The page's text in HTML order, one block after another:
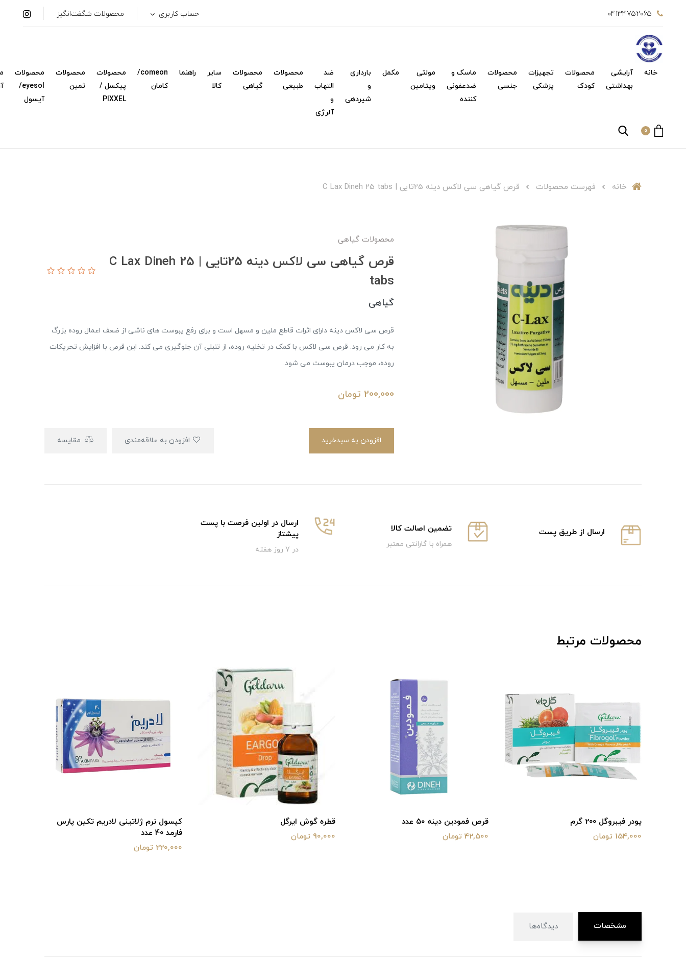
04134752065 حساب کاربری محصولات شگفت‌انگیز
خانه
آرایشی
بهداشتی
محصولات
کودک
تجهیزات
پزشکی
محصولات
جنسی
ماسک و
ضدعفونی
کننده
مولتی
ویتامین
مکمل
بارداری
و
شیردهی
ضد
التهاب
و
آلرژی
محصولات
طبیعی
محصولات
گیاهی
سایر
کالا
راهنما
comeon/
کامان
محصولات
پیکسل /
PIXXEL
محصولات
ثمین
محصولات
eyesol/
آیسول
0
خانه فهرست محصولات قرص گیاهی سی لاکس دینه 25تایی | C Lax Dineh 25 tabs
محصولات گیاهی
قرص گیاهی سی لاکس دینه 25تایی | C Lax Dineh 25
tabs
گیاهی
قرص سی لاکس دینه دارای اثرات قاطع ملین و مسهل است و برای رفع یبوست های ناشی از ضعف اعمال روده بزرگ
به کار می رود. قرص سی لاکس با کمک در تخلیه روده، از تنبلی آن جلوگیری می کند. این قرص با افزایش تحریکات
روده، موجب درمان یبوست می شود.
200,000 تومان
افزودن به سبدخرید مقایسه
ارسال از طریق پست تضمین اصالت کالا
همراه با گارانتی معتبر
ارسال در اولین فرصت با پست
پیشتاز
در 7 روز هفته
محصولات مرتبط
پودر فیبروگل 200 گرم
154,000 تومان
قرص فمودین دینه ۵۰ عدد
42,500 تومان
قطره گوش ایرگل
90,000 تومان
کپسول نرم ژلاتینی لادریم تکین پارس
فارمد 40 عدد
220,000 تومان
مشخصات دیدگاه‌ها